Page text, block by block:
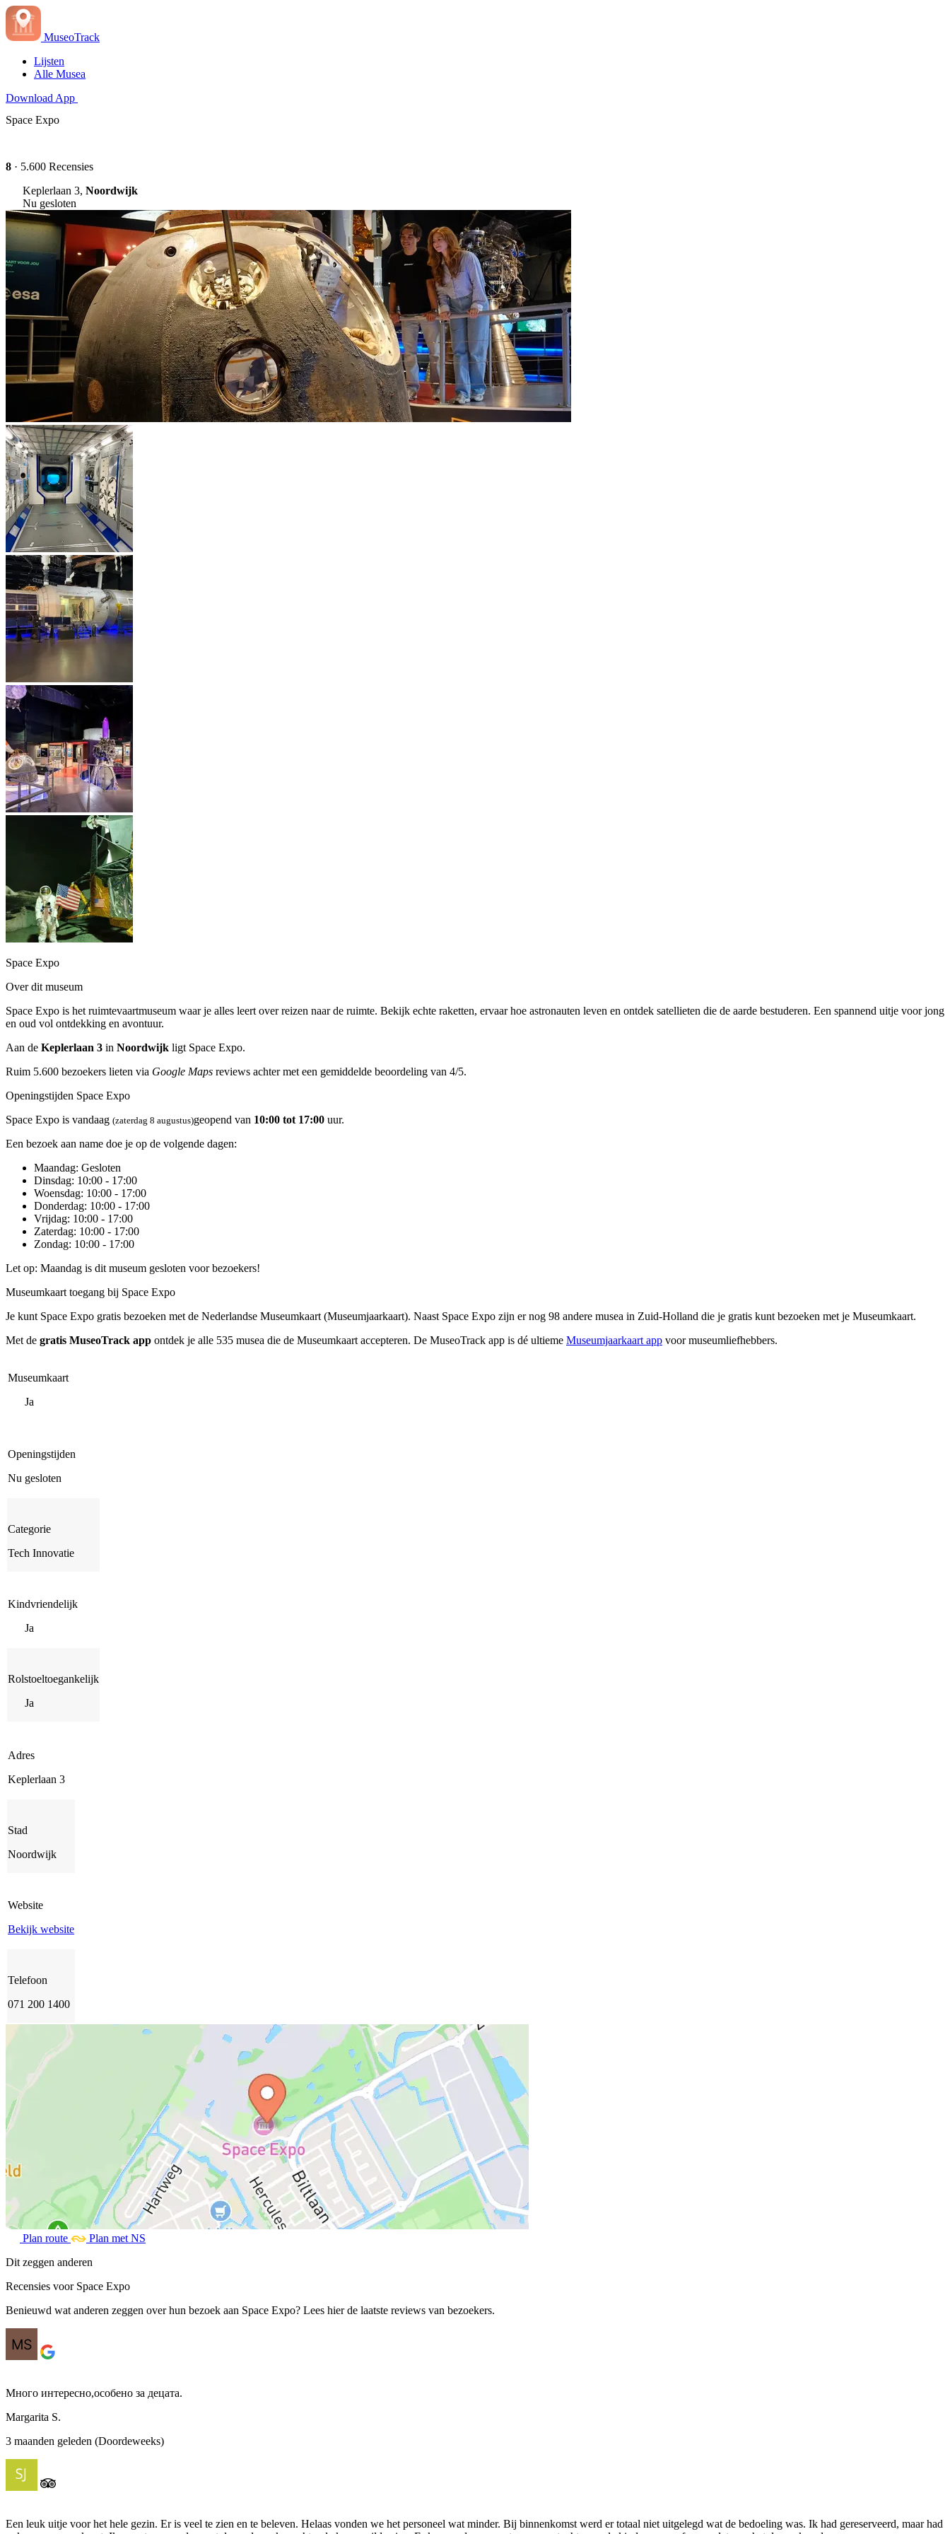
MuseoTrack
Lijsten
Alle Musea
Download App
Space Expo
8 · 5.600 Recensies
Keplerlaan 3, Noordwijk
Nu gesloten
Space Expo
Over dit museum
Space Expo is het ruimtevaartmuseum waar je alles leert over reizen naar de ruimte. Bekijk echte raketten, ervaar hoe astronauten leven en ontdek satellieten die de aarde bestuderen. Een spannend uitje voor jong
en oud vol ontdekking en avontuur.
Aan de Keplerlaan 3 in Noordwijk ligt Space Expo.
Ruim 5.600 bezoekers lieten via Google Maps reviews achter met een gemiddelde beoordeling van 4/5.
Openingstijden Space Expo
Space Expo is vandaag (zaterdag 8 augustus)geopend van 10:00 tot 17:00 uur.
Een bezoek aan name doe je op de volgende dagen:
Maandag: Gesloten
Dinsdag: 10:00 - 17:00
Woensdag: 10:00 - 17:00
Donderdag: 10:00 - 17:00
Vrijdag: 10:00 - 17:00
Zaterdag: 10:00 - 17:00
Zondag: 10:00 - 17:00
Let op: Maandag is dit museum gesloten voor bezoekers!
Museumkaart toegang bij Space Expo
Je kunt Space Expo gratis bezoeken met de Nederlandse Museumkaart (Museumjaarkaart). Naast Space Expo zijn er nog 98 andere musea in Zuid-Holland die je gratis kunt bezoeken met je Museumkaart.
Met de gratis MuseoTrack app ontdek je alle 535 musea die de Museumkaart accepteren. De MuseoTrack app is dé ultieme Museumjaarkaart app voor museumliefhebbers.
Museumkaart
Ja
Openingstijden
Nu gesloten
Categorie
Tech Innovatie
Kindvriendelijk
Ja
Rolstoeltoegankelijk
Ja
Adres
Keplerlaan 3
Stad
Noordwijk
Website
Bekijk website
Telefoon
071 200 1400
Plan route
Plan met NS
Dit zeggen anderen
Recensies voor Space Expo
Benieuwd wat anderen zeggen over hun bezoek aan Space Expo? Lees hier de laatste reviews van bezoekers.
Много интересно,особено за децата.
Margarita S.
3 maanden geleden (Doordeweeks)
Een leuk uitje voor het hele gezin. Er is veel te zien en te beleven. Helaas vonden we het personeel wat minder. Bij binnenkomst werd er totaal niet uitgelegd wat de bedoeling was. Ik had gereserveerd, maar had